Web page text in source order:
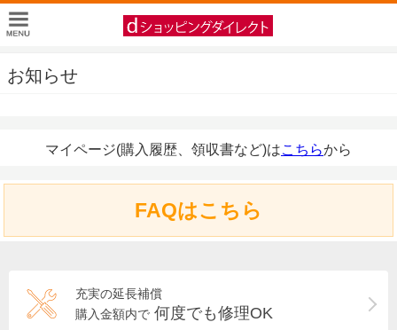
お知らせ
マイページ(購入履歴、領収書など)はこちらから
FAQはこちら
充実の延長補償
購入金額内で 何度でも修理OK